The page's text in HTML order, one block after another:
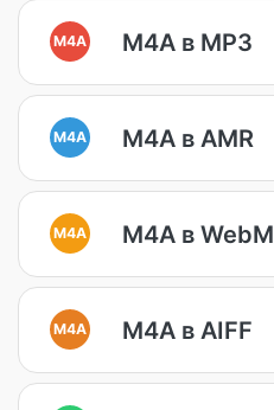
M4A M4A в MP3
M4A M4A в AMR
M4A M4A в WebM
M4A M4A в AIFF